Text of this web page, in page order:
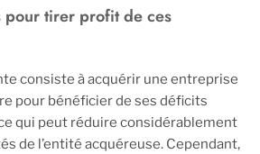
pour tirer profit de ces
consiste à acquérir une entreprise
pour bénéficier de ses déficits
qui peut réduire considérablement
de l’entité acquéreuse. Cependant,